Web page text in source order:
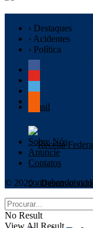
Expoingá
Brasil
› Destaques
› Acidentes
› Política
Sobre Nós
Anuncie
Contatos
© 2020 -
No Result
View All Result